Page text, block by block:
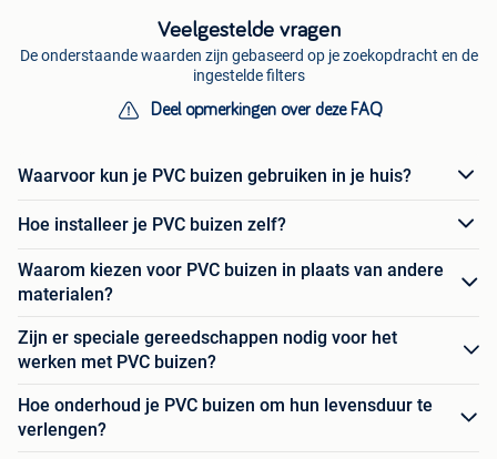
Veelgestelde vragen
De onderstaande waarden zijn gebaseerd op je zoekopdracht en de
ingestelde filters
Deel opmerkingen over deze FAQ
Waarvoor kun je PVC buizen gebruiken in je huis?
Hoe installeer je PVC buizen zelf?
Waarom kiezen voor PVC buizen in plaats van andere
materialen?
Zijn er speciale gereedschappen nodig voor het
werken met PVC buizen?
Hoe onderhoud je PVC buizen om hun levensduur te
verlengen?